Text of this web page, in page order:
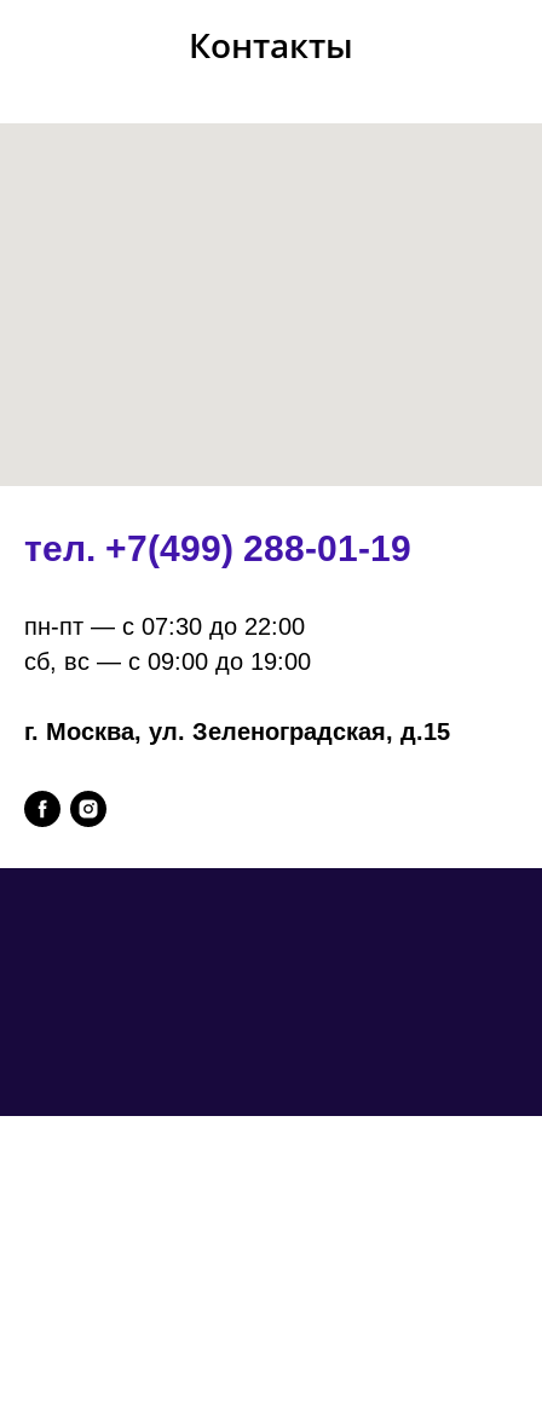
Контакты
тел. +7(499) 288-01-19
пн-пт — с 07:30 до 22:00
сб, вс — с 09:00 до 19:00
г. Москва, ул. Зеленоградская, д.15